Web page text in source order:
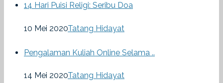
14 Hari Puisi Religi: Seribu Doa
10 Mei 2020Tatang Hidayat
Pengalaman Kuliah Online Selama ..
14 Mei 2020Tatang Hidayat